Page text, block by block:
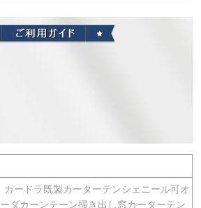
カードラ既製カーターテンシェニール可オ
ーダカーンテーン掃き出し窓カーターテン